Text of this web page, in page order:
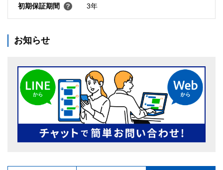
初期保証期間 3年
お知らせ